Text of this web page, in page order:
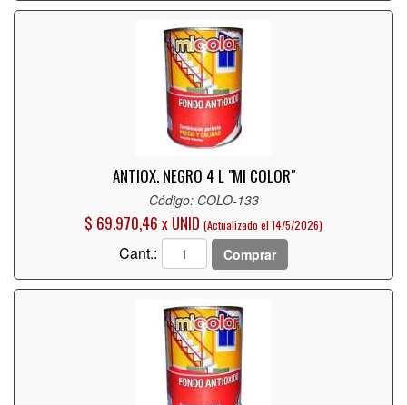
ANTIOX. NEGRO 4 L "MI COLOR"
Código: COLO-133
$ 69.970,46 x UNID (Actualizado el 14/5/2026)
Cant.: Comprar